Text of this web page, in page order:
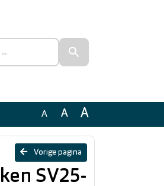
A A A
Vorige pagina
SV25-